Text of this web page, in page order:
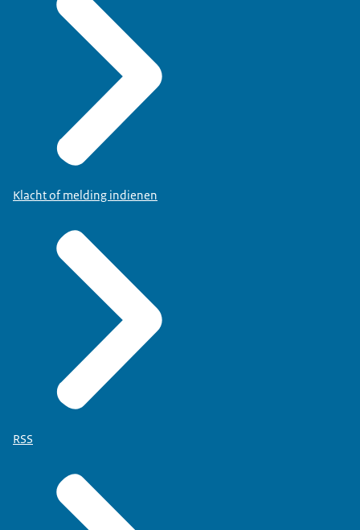
Klacht of melding indienen
RSS